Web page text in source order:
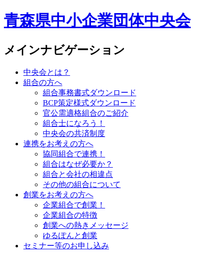
青森県中小企業団体中央会
メインナビゲーション
中央会とは？
組合の方へ
組合事務書式ダウンロード
BCP策定様式ダウンロード
官公需適格組合のご紹介
組合士になろう！
中央会の共済制度
連携をお考えの方へ
協同組合で連携！
組合はなぜ必要か？
組合と会社の相違点
その他の組合について
創業をお考えの方へ
企業組合で創業！
企業組合の特徴
創業への熱きメッセージ
ゆるぽんと創業
セミナー等のお申し込み